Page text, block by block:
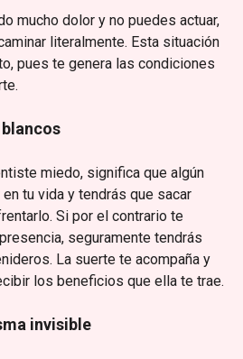
mucho dolor y no puedes actuar,
literalmente. Esta situación
pues te genera las condiciones
miedo, significa que algún
tu vida y tendrás que sacar
Si por el contrario te
seguramente tendrás
La suerte te acompaña y
los beneficios que ella te trae.
invisible